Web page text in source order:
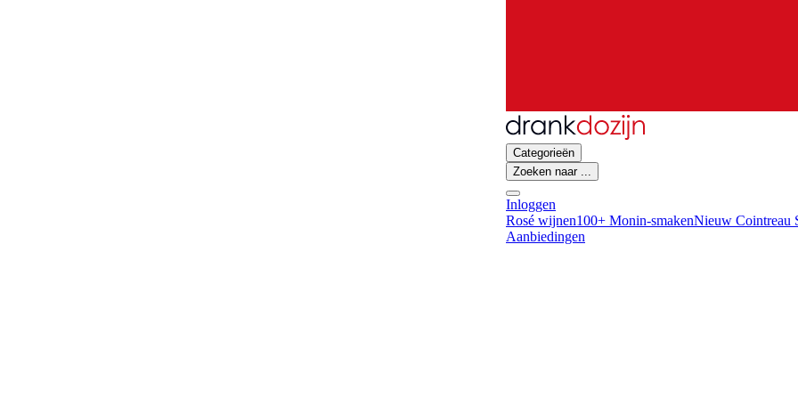
Categorieën
Zoeken naar ...
Inloggen
Rosé wijnen100+ Monin-smakenNieuw Cointreau
Aanbiedingen